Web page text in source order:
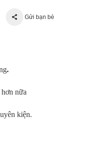
Gửi bạn bè
.
nữa
kiện.